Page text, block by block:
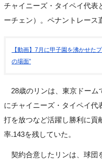
チャイニーズ・タイペイ代表
ーチェン）。ペナントレース
【動画】7月に甲子園を沸かせ
の場面”
28歳のリンは、東京ドーム
にチャイニーズ・タイペイ代
打を放つなど活躍し勝利に貢
率.143を残していた。
契約合意したリンは、球団